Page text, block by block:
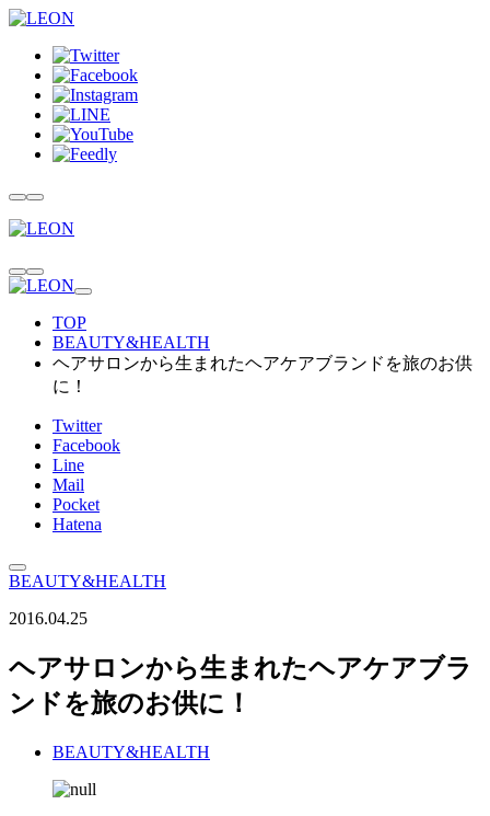
TOP
BEAUTY&HEALTH
ヘアサロンから生まれたヘアケアブランドを旅のお供
に！
Twitter
Facebook
Line
Mail
Pocket
Hatena
BEAUTY&HEALTH
2016.04.25
ヘアサロンから生まれたヘアケアブラ
ンドを旅のお供に！
BEAUTY&HEALTH